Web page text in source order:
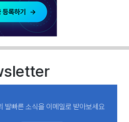
발빠른 소식을 이메일로 받아보세요